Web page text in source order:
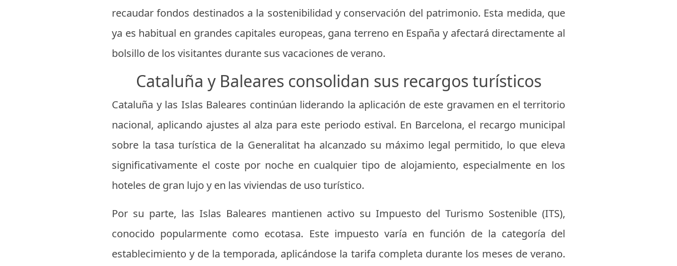
recaudar fondos destinados a la sostenibilidad y conservación del patrimonio. Esta medida, que
ya es habitual en grandes capitales europeas, gana terreno en España y afectará directamente al
bolsillo de los visitantes durante sus vacaciones de verano.
Cataluña y Baleares consolidan sus recargos turísticos
Cataluña y las Islas Baleares continúan liderando la aplicación de este gravamen en el territorio
nacional, aplicando ajustes al alza para este periodo estival. En Barcelona, el recargo municipal
sobre la tasa turística de la Generalitat ha alcanzado su máximo legal permitido, lo que eleva
significativamente el coste por noche en cualquier tipo de alojamiento, especialmente en los
hoteles de gran lujo y en las viviendas de uso turístico.
Por su parte, las Islas Baleares mantienen activo su Impuesto del Turismo Sostenible (ITS),
conocido popularmente como ecotasa. Este impuesto varía en función de la categoría del
establecimiento y de la temporada, aplicándose la tarifa completa durante los meses de verano.